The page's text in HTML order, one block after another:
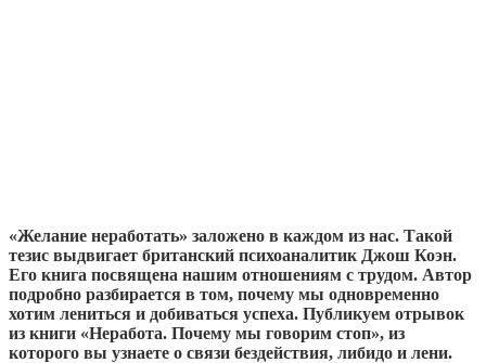
«Желание неработать» заложено в каждом из нас. Такой
тезис выдвигает британский психоаналитик Джош Коэн.
Его книга посвящена нашим отношениям с трудом. Автор
подробно разбирается в том, почему мы одновременно
хотим лениться и добиваться успеха. Публикуем отрывок
из книги «Неработа. Почему мы говорим стоп», из
которого вы узнаете о связи бездействия, либидо и лени.